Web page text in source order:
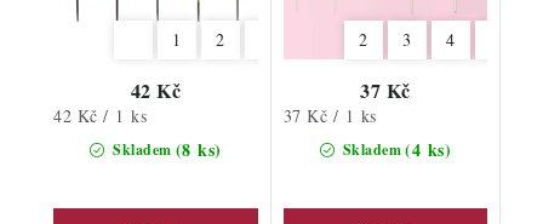
1 2
Skladem (8 ks)
42 Kč
Měrná
42 Kč / 1 ks
2 3 4
Skladem(4 ks)
37 Kč
Měrná
37 Kč / 1 ks